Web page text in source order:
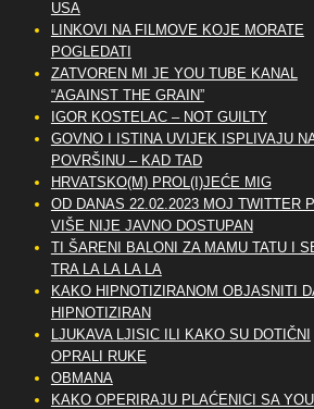
USA
LINKOVI NA FILMOVE KOJE MORATE
POGLEDATI
ZATVOREN MI JE YOU TUBE KANAL
“AGAINST THE GRAIN”
IGOR KOSTELAC – NOT GUILTY
GOVNO I ISTINA UVIJEK ISPLIVAJU
POVRŠINU – KAD TAD
HRVATSKO(M) PROL(I)JEĆE MIG
OD DANAS 22.02.2023 MOJ TWITTER
VIŠE NIJE JAVNO DOSTUPAN
TI ŠARENI BALONI ZA MAMU TATU I
TRA LA LA LA LA
KAKO HIPNOTIZIRANOM OBJASNITI
HIPNOTIZIRAN
LJUKAVA LJISIC ILI KAKO SU DOTIČNI
OPRALI RUKE
OBMANA
KAKO OPERIRAJU PLAĆENICI SA YOU